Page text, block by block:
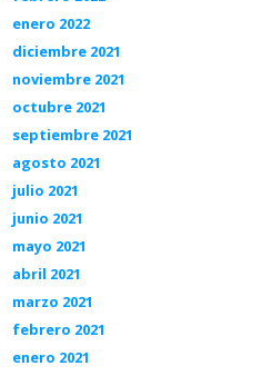
enero 2022
diciembre 2021
noviembre 2021
octubre 2021
septiembre 2021
agosto 2021
julio 2021
junio 2021
mayo 2021
abril 2021
marzo 2021
febrero 2021
enero 2021